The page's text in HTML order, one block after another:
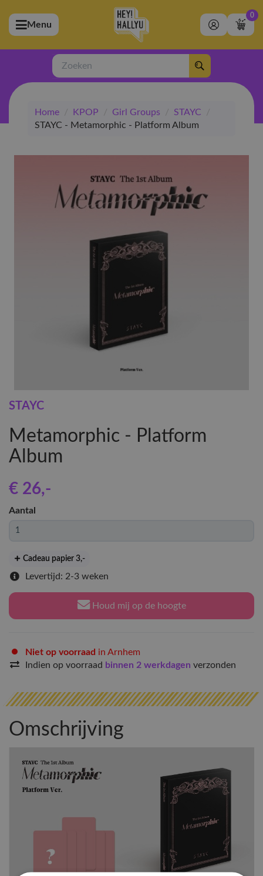
(Artiesten)
(Merchandise)
(Exclusive)
(Winkel)
Menu
0
Zoeken
Home / KPOP / Girl Groups / STAYC
/
STAYC - Metamorphic - Platform Album
STAYC
Metamorphic - Platform
Album
€ 26,-
Aantal
Cadeau papier 3,-
Levertijd: 2-3 weken
Houd mij op de hoogte
Niet op voorraad in Arnhem
Indien op voorraad binnen 2 werkdagen verzonden
Omschrijving